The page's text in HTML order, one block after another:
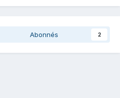
Abonnés 2